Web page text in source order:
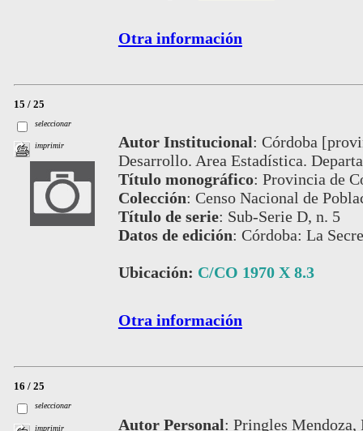
Otra información
15 / 25
seleccionar
imprimir Autor Institucional: Córdoba
Desarrollo. Area Estadística.
Título monográfico: Provincia de
Colección: Censo Nacional de
Título de serie: Sub-Serie D, n. 5
Datos de edición: Córdoba: La
Ubicación: C/CO 1970 X 8.3
Otra información
16 / 25
seleccionar
imprimir Autor Personal: Pringles Mendoza,